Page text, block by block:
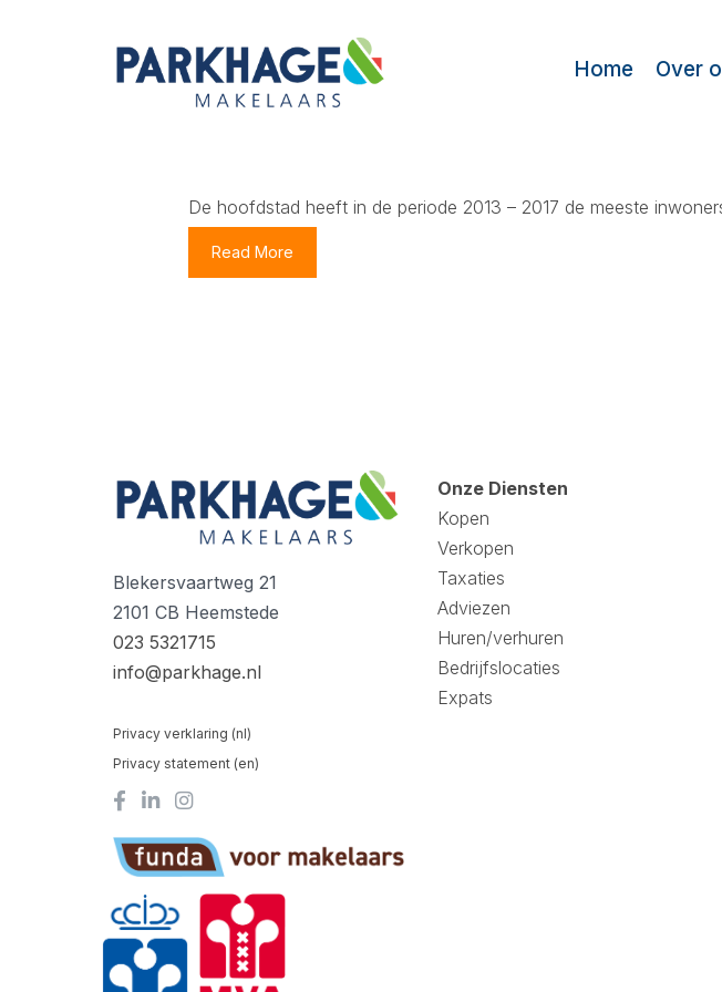
Home Over
De hoofdstad heeft in de periode 2013 – 2017 de meeste
Read More
Blekersvaartweg 21
2101 CB Heemstede
023 5321715
info@parkhage.nl
Privacy verklaring (nl)
Privacy statement (en)
Onze Diensten
Kopen
Verkopen
Taxaties
Adviezen
Huren/verhuren
Bedrijfslocaties
Expats